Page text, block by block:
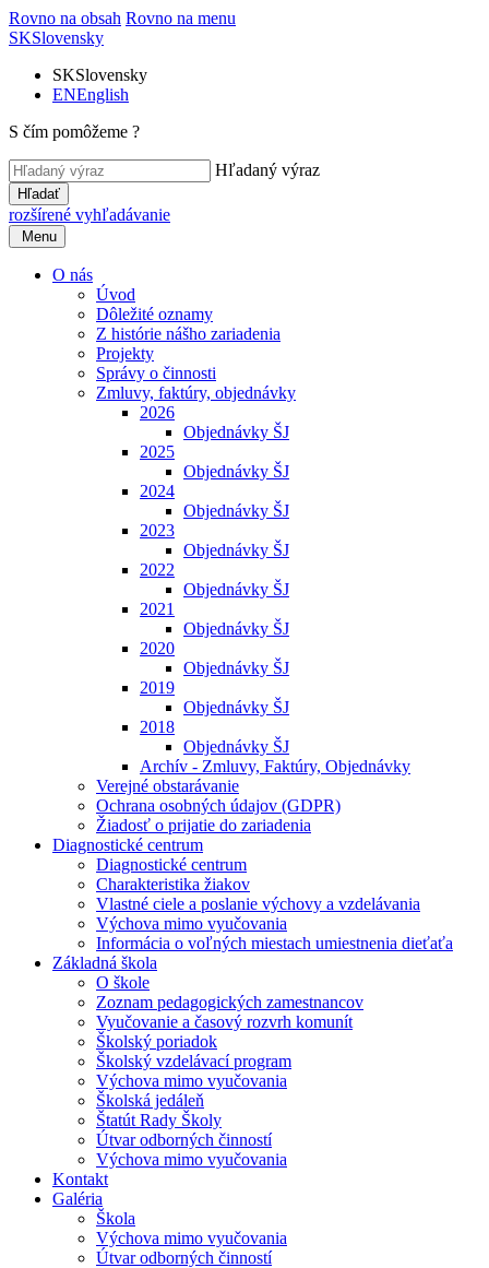
Rovno na obsah Rovno na menu
SKSlovensky
SKSlovensky
ENEnglish
S čím pomôžeme ?
Hľadaný výraz
Hľadať
rozšírené vyhľadávanie
Menu
O nás
Úvod
Dôležité oznamy
Z histórie nášho zariadenia
Projekty
Správy o činnosti
Zmluvy, faktúry, objednávky
2026
Objednávky ŠJ
2025
Objednávky ŠJ
2024
Objednávky ŠJ
2023
Objednávky ŠJ
2022
Objednávky ŠJ
2021
Objednávky ŠJ
2020
Objednávky ŠJ
2019
Objednávky ŠJ
2018
Objednávky ŠJ
Archív - Zmluvy, Faktúry, Objednávky
Verejné obstarávanie
Ochrana osobných údajov (GDPR)
Žiadosť o prijatie do zariadenia
Diagnostické centrum
Diagnostické centrum
Charakteristika žiakov
Vlastné ciele a poslanie výchovy a vzdelávania
Výchova mimo vyučovania
Informácia o voľných miestach umiestnenia dieťaťa
Základná škola
O škole
Zoznam pedagogických zamestnancov
Vyučovanie a časový rozvrh komunít
Školský poriadok
Školský vzdelávací program
Výchova mimo vyučovania
Školská jedáleň
Štatút Rady Školy
Útvar odborných činností
Výchova mimo vyučovania
Kontakt
Galéria
Škola
Výchova mimo vyučovania
Útvar odborných činností